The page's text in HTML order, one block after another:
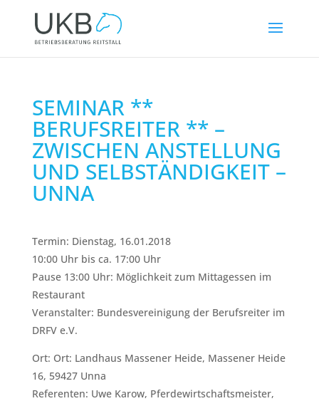
SEMINAR **
BERUFSREITER ** –
ZWISCHEN ANSTELLUNG
UND SELBSTÄNDIGKEIT –
UNNA
Termin: Dienstag, 16.01.2018
10:00 Uhr bis ca. 17:00 Uhr
Pause 13:00 Uhr: Möglichkeit zum Mittagessen im
Restaurant
Veranstalter: Bundesvereinigung der Berufsreiter im
DRFV e.V.
Ort: Ort: Landhaus Massener Heide, Massener Heide
16, 59427 Unna
Referenten: Uwe Karow, Pferdewirtschaftsmeister,